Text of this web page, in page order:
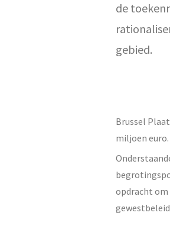
de
gebied.
Brussel
miljoen euro.
opdracht